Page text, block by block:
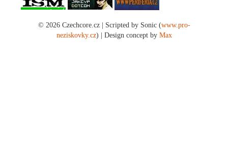
© 2026 Czechcore.cz | Scripted by Sonic (www.pro-
neziskovky.cz) | Design concept by Max